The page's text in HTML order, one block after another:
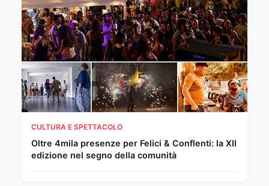
CULTURA E SPETTACOLO
Oltre 4mila presenze per Felici & Conflenti: la XII
edizione nel segno della comunità